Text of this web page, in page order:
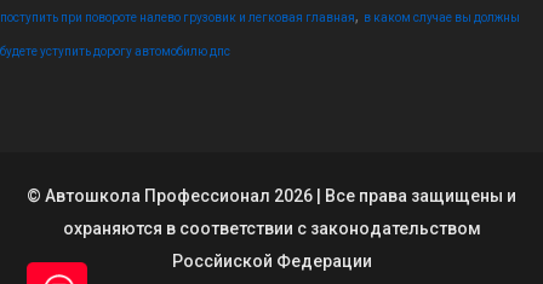
поступить при повороте налево грузовик и легковая главная, в каком случае вы должны
будете уступить дорогу автомобилю дпс
© Автошкола Профессионал 2026 | Все права защищены и
охраняются в соответствии с законодательством
Россйиской Федерации